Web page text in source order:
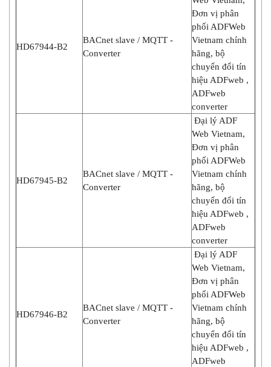
HD67944-B2
BACnet slave / MQTT -
Converter
Đơn vị phân
phối ADFWeb
Vietnam chính
hãng, bộ
chuyển đổi tín
hiệu ADFweb ,
ADFweb
converter
HD67945-B2
BACnet slave / MQTT -
Converter
Đại lý ADF
Web Vietnam,
Đơn vị phân
phối ADFWeb
Vietnam chính
hãng, bộ
chuyển đổi tín
hiệu ADFweb ,
ADFweb
converter
HD67946-B2
BACnet slave / MQTT -
Converter
Đại lý ADF
Web Vietnam,
Đơn vị phân
phối ADFWeb
Vietnam chính
hãng, bộ
chuyển đổi tín
hiệu ADFweb ,
ADFweb